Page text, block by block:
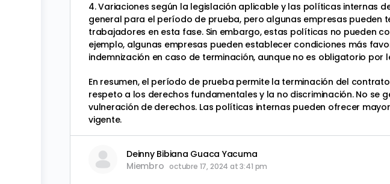
4. Variaciones según la legislación aplicable y las políticas internas
general para el período de prueba, pero algunas empresas
trabajadores en esta fase. Sin embargo, estas políticas no pueden
ejemplo, algunas empresas pueden establecer condiciones más
indemnización en caso de terminación, aunque no es obligatorio por
En resumen, el período de prueba permite la terminación del
respeto a los derechos fundamentales y la no discriminación. No se
vulneración de derechos. Las políticas internas pueden ofrecer
vigente.
Deinny Bibiana Guaca Yacuma
Miembro octubre 17, 2024 at 3:41 pm